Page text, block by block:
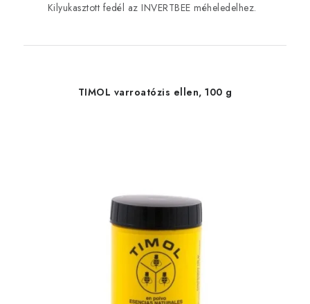
Kilyukasztott fedél az INVERTBEE méheledelhez.
TIMOL varroatózis ellen, 100 g